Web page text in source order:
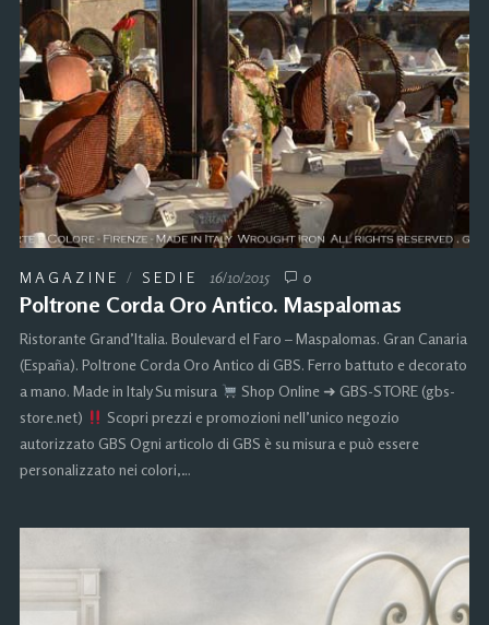
MAGAZINE / SEDIE 16/10/2015 0
Poltrone Corda Oro Antico. Maspalomas
Ristorante Grand’Italia. Boulevard el Faro – Maspalomas. Gran Canaria
(España). Poltrone Corda Oro Antico di GBS. Ferro battuto e decorato
a mano. Made in Italy Su misura
Shop Online ➜ GBS-STORE (gbs-
store.net)
Scopri prezzi e promozioni nell’unico negozio
autorizzato GBS Ogni articolo di GBS è su misura e può essere
personalizzato nei colori,…